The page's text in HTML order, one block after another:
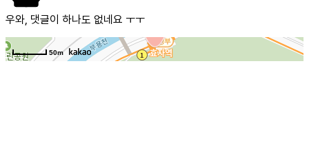
우와, 댓글이 하나도 없네요 ㅜㅜ
50m